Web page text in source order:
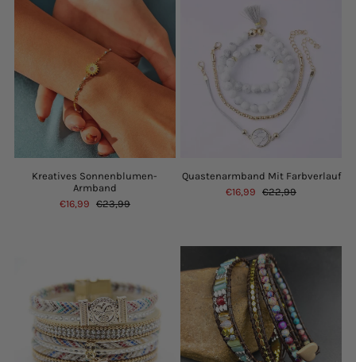
Kreatives Sonnenblumen-
Armband
€16,99 €23,99
Quastenarmband Mit Farbverlauf
€16,99
€22,99